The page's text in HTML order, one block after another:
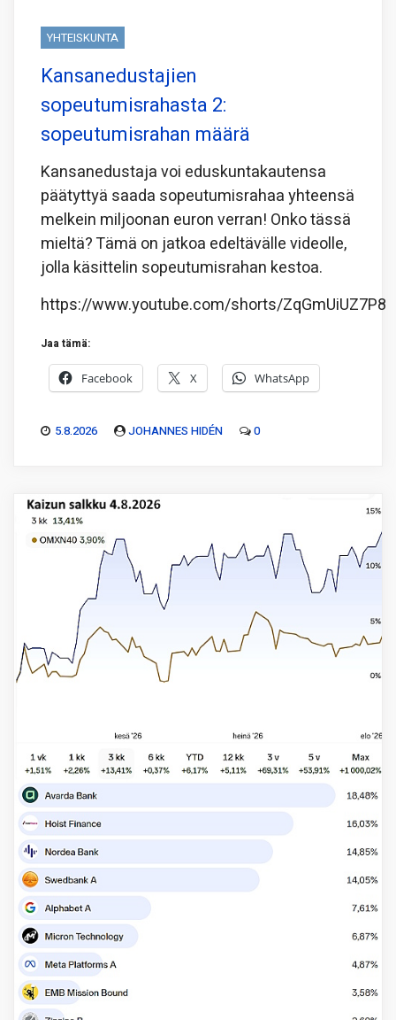
YHTEISKUNTA
Kansanedustajien
sopeutumisrahasta 2:
sopeutumisrahan määrä
Kansanedustaja voi eduskuntakautensa
päätyttyä saada sopeutumisrahaa yhteensä
melkein miljoonan euron verran! Onko tässä
mieltä? Tämä on jatkoa edeltävälle videolle,
jolla käsittelin sopeutumisrahan kestoa.
https://www.youtube.com/shorts/ZqGmUiUZ7P8
Jaa tämä:
Facebook X WhatsApp
5.8.2026 JOHANNES HIDÉN 0